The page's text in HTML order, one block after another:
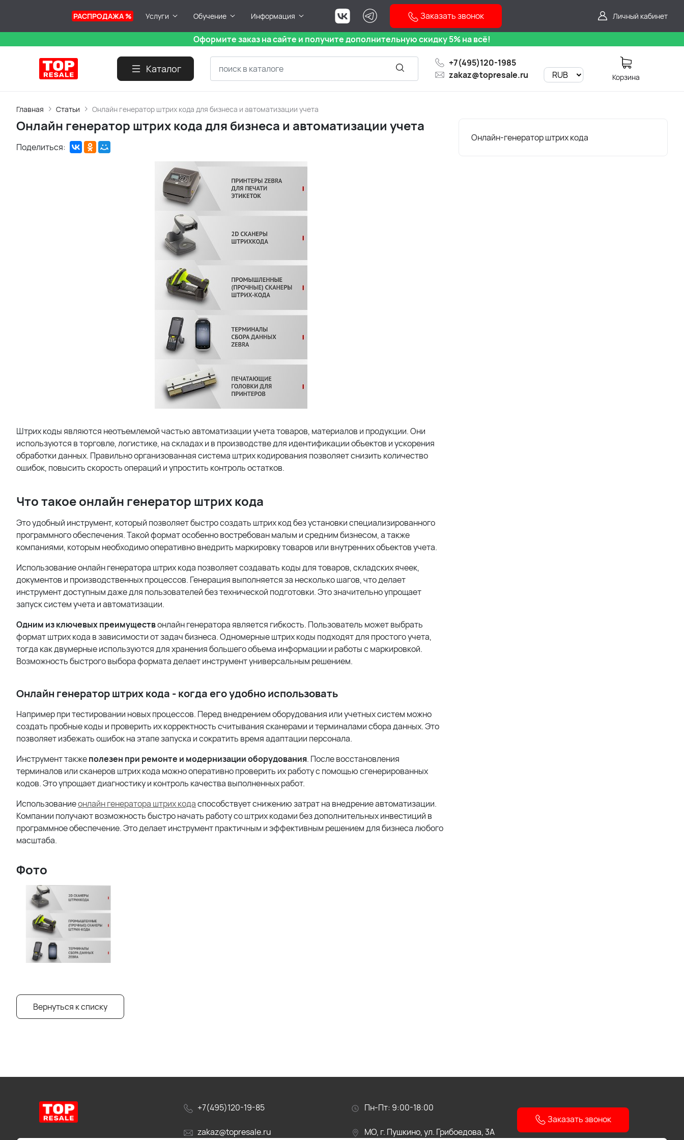
РАСПРОДАЖА % Услуги Обучение Информация Заказать звонок Личный кабинет
Оформите заказ на сайте и получите дополнительную скидку 5% на всё!
Каталог
+7(495)120-1985
zakaz@topresale.ru
Корзина
Главная Статьи Онлайн генератор штрих кода для бизнеса и автоматизации учета
Онлайн генератор штрих кода для бизнеса и автоматизации учета
Поделиться:
Штрих коды являются неотъемлемой частью автоматизации учета товаров, материалов и продукции. Они
используются в торговле, логистике, на складах и в производстве для идентификации объектов и ускорения
обработки данных. Правильно организованная система штрих кодирования позволяет снизить количество
ошибок, повысить скорость операций и упростить контроль остатков.
Что такое онлайн генератор штрих кода
Это удобный инструмент, который позволяет быстро создать штрих код без установки специализированного
программного обеспечения. Такой формат особенно востребован малым и средним бизнесом, а также
компаниями, которым необходимо оперативно внедрить маркировку товаров или внутренних объектов учета.
Использование онлайн генератора штрих кода позволяет создавать коды для товаров, складских ячеек,
документов и производственных процессов. Генерация выполняется за несколько шагов, что делает
инструмент доступным даже для пользователей без технической подготовки. Это значительно упрощает
запуск систем учета и автоматизации.
Одним из ключевых преимуществонлайн генератора является гибкость. Пользователь может выбрать
формат штрих кода в зависимости от задач бизнеса. Одномерные штрих коды подходят для простого учета,
тогда как двумерные используются для хранения большего объема информации и работы с маркировкой.
Возможность быстрого выбора формата делает инструмент универсальным решением.
Онлайн генератор штрих кода - когда его удобно использовать
Например при тестировании новых процессов. Перед внедрением оборудования или учетных систем можно
создать пробные коды и проверить их корректность считывания сканерами и терминалами сбора данных. Это
позволяет избежать ошибок на этапе запуска и сократить время адаптации персонала.
Инструмент такжеполезен при ремонте и модернизации оборудования. После восстановления
терминалов или сканеров штрих кода можно оперативно проверить их работу с помощью сгенерированных
кодов. Это упрощает диагностику и контроль качества выполненных работ.
Использованиеонлайн генератора штрих кодаспособствует снижению затрат на внедрение автоматизации.
Компании получают возможность быстро начать работу со штрих кодами без дополнительных инвестиций в
программное обеспечение. Это делает инструмент практичным и эффективным решением для бизнеса любого
масштаба.
Фото
Вернуться к списку
Онлайн-генератор штрих кода
Заказать звонок
+7(495)120-19-85
zakaz@topresale.ru
Пн-Пт: 9:00-18:00
МО, г. Пушкино, ул. Грибоедова, 3А